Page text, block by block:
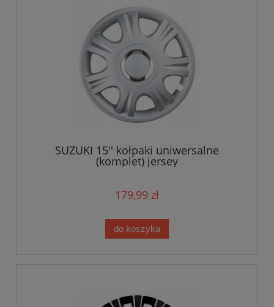
SUZUKI 15'' kołpaki uniwersalne
(komplet) jersey
179,99 zł
do koszyka